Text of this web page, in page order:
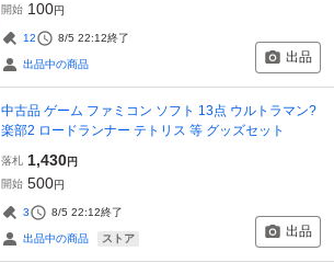
開始 100円
12 8/5 22:12終了
出品中の商品 出品
中古品 ゲーム ファミコン ソフト 13点 ウルトラマン?
楽部2 ロードランナー テトリス 等 グッズセット
落札 1,430円
開始 500円
3 8/5 22:12終了
出品中の商品 ストア 出品